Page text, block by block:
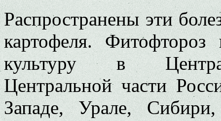
Распространены эти
картофеля.
культуру в
Центральной части
Западе, Урале,